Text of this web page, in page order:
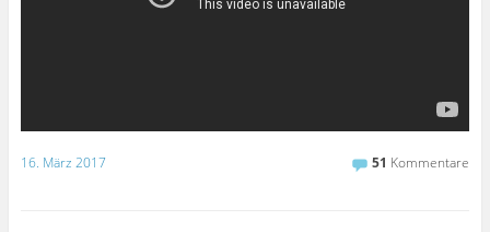
16. März 2017 51 Kommentare